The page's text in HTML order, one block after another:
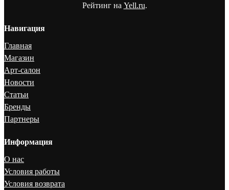
Рейтинг на Yell.ru.
Навигация
Главная
Магазин
Арт-салон
Новости
Статьи
Бренды
Партнеры
Информация
О нас
Условия работы
Условия возврата